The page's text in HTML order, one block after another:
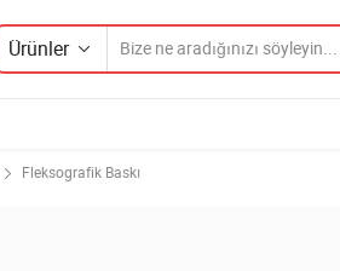
Ürünler
Fleksografik Baskı